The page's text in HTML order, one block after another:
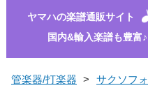
ヤマハの楽譜通販サイト
国内&輸入楽譜も豊富♪
管楽器/打楽器 > サクソフ